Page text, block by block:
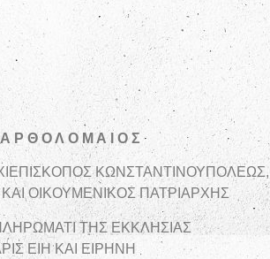
Ο Μ Α Ι Ο Σ
ΠΑΤΡΙΑΡΧΗΣ